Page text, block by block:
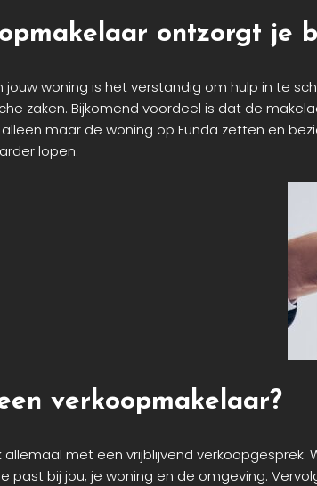
ontzorgt je
jouw woning is het verstandig om hulp in te
zaken. Bijkomend voordeel is dat de
alleen maar de woning op Funda zetten en
lopen.
verkoopmakelaar?
met een vrijblijvend verkoopgesprek.
past bij jou, je woning en de omgeving.